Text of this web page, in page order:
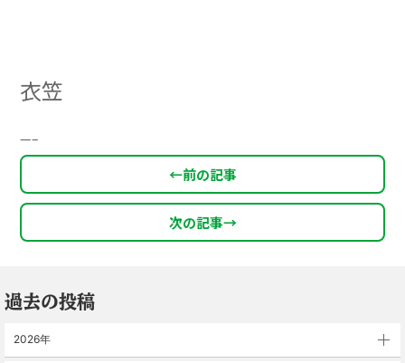
衣笠
—–
←前の記事
次の記事→
過去の投稿
2026年